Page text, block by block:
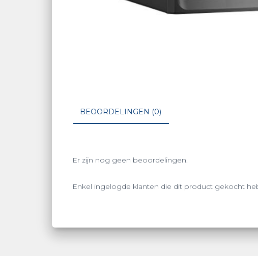
BEOORDELINGEN (0)
Er zijn nog geen beoordelingen.
Enkel ingelogde klanten die dit product gekocht